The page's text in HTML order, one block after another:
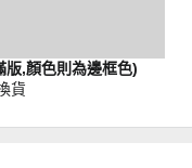
,顏色則為邊框色)
貨